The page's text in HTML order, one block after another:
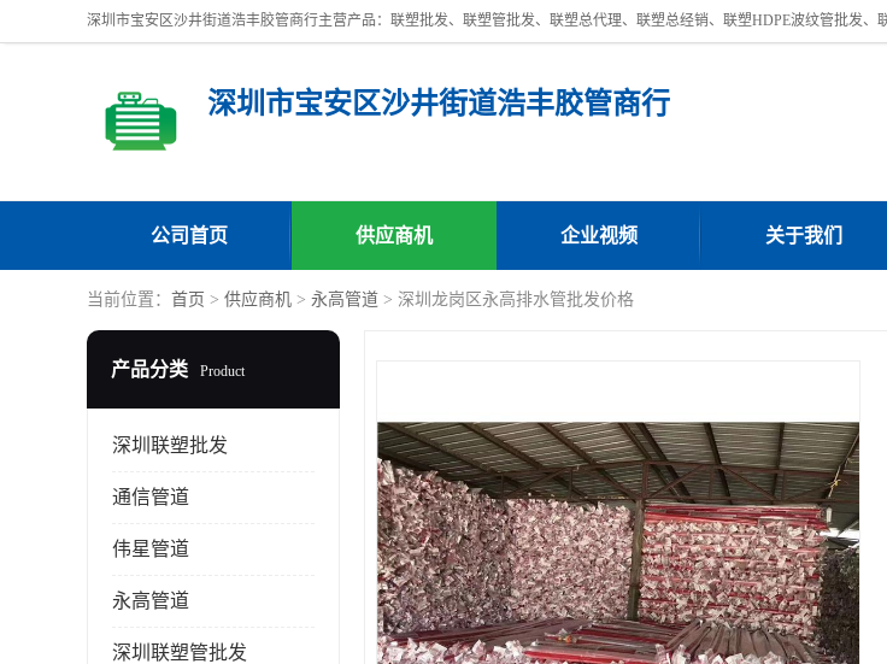
深圳市宝安区沙井街道浩丰胶管商行
公司首页 供应商机 企业视频 关于我们
当前位置： 首页 > 供应商机 > 永高管道 > 深圳龙岗区永高排水管批发价格
产品分类 Product
深圳联塑批发
通信管道
伟星管道
永高管道
深圳联塑管批发